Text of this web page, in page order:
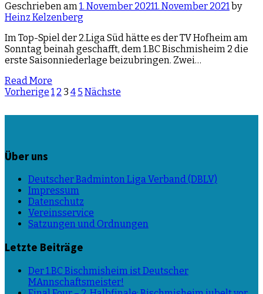
Geschrieben am1. November 20211. November 2021by
Heinz Kelzenberg
Im Top-Spiel der 2.Liga Süd hätte es der TV Hofheim am
Sonntag beinah geschafft, dem 1.BC Bischmisheim 2 die
erste Saisonniederlage beizubringen. Zwei…
Read More
Beitragsnavigation
Vorherige 1 2 3 4 5 Nächste
Über uns
Deutscher Badminton Liga Verband (DBLV)
Impressum
Datenschutz
Vereinsservice
Satzungen und Ordnungen
Letzte Beiträge
Der 1.BC Bischmisheim ist Deutscher
MAnnschaftsmeister!